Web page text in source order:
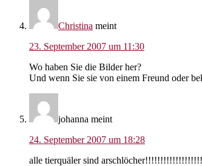
Christina meint
23. September 2007 um 11:30
Wo haben Sie die Bilder her?
Und wenn Sie sie von einem Freund oder
johanna meint
24. September 2007 um 18:28
alle tierquäler sind